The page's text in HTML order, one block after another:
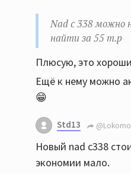
Nad c 338 можно
найти за 55 т.р
Плюсую, это
Ещё к нему можно
😁
Std13
Новый nad c338
экономии мало.